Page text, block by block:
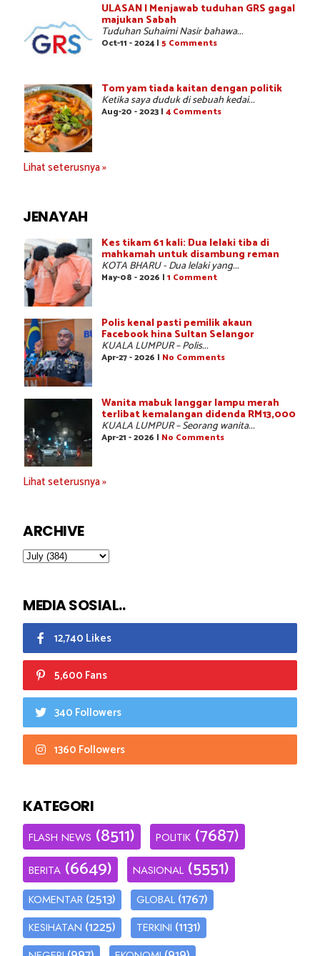
ULASAN | Menjawab tuduhan GRS gagal
majukan Sabah
Tuduhan Suhaimi Nasir bahawa...
Oct-11 - 2024 | 5 Comments
Tom yam tiada kaitan dengan politik
Ketika saya duduk di sebuah kedai...
Aug-20 - 2023 | 4 Comments
Lihat seterusnya »
JENAYAH
Kes tikam 61 kali: Dua lelaki tiba di
mahkamah untuk disambung reman
KOTA BHARU - Dua lelaki yang...
May-08 - 2026 | 1 Comment
Polis kenal pasti pemilik akaun
Facebook hina Sultan Selangor
KUALA LUMPUR – Polis...
Apr-27 - 2026 | No Comments
Wanita mabuk langgar lampu merah
terlibat kemalangan didenda RM13,000
KUALA LUMPUR – Seorang wanita...
Apr-21 - 2026 | No Comments
Lihat seterusnya »
ARCHIVE
MEDIA SOSIAL..
12,740 Likes
5,600 Fans
340 Followers
1360 Followers
KATEGORI
FLASH NEWS (8511) POLITIK (7687)
BERITA (6649) NASIONAL (5551)
KOMENTAR (2513) GLOBAL (1767)
KESIHATAN (1225) TERKINI (1131)